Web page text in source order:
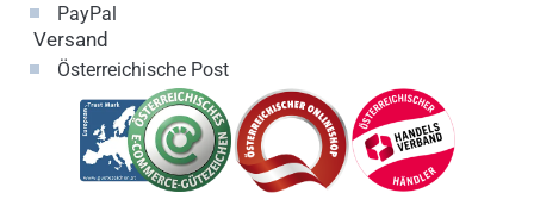
PayPal
Versand
Österreichische Post